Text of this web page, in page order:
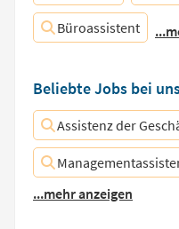
Büroassistent
Beliebte Jobs bei
Assistenz der
...mehr anzeigen